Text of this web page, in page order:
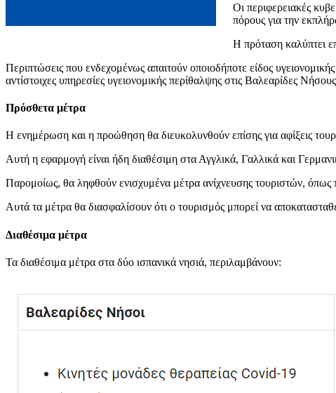
Οι περιφερειακές
πόρους για την
Η πρόταση καλύπτει
Περιπτώσεις που ενδεχομένως απαιτούν οποιοδήποτε είδος
αντίστοιχες υπηρεσίες υγειονομικής περίθαλψης στις Βαλεαρίδες
Πρόσθετα μέτρα
Η ενημέρωση και η προώθηση θα διευκολυνθούν επίσης για αφίξεις
Αυτή η εφαρμογή είναι ήδη διαθέσιμη στα Αγγλικά, Γαλλικά και
Παρομοίως, θα ληφθούν ενισχυμένα μέτρα ανίχνευσης τουριστών, όπως
Αυτά τα μέτρα θα διασφαλίσουν ότι ο τουρισμός μπορεί να
Διαθέσιμα μέτρα
Τα διαθέσιμα μέτρα στα δύο ισπανικά νησιά, περιλαμβάνουν: